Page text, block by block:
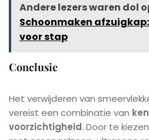
Andere lezers waren dol
Schoonmaken
voor stap
Conclusie
Het verwijderen van
vereist een combinatie van
voorzichtigheid. Door te